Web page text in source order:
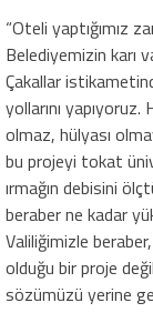
“Oteli yaptığımız
Belediyemizin karı
Çakallar
yollarını
olmaz, hülyası
bu projeyi tokat
ırmağın debisini
beraber ne kadar
Valiliğimizle
olduğu bir proje
sözümüzü yerine